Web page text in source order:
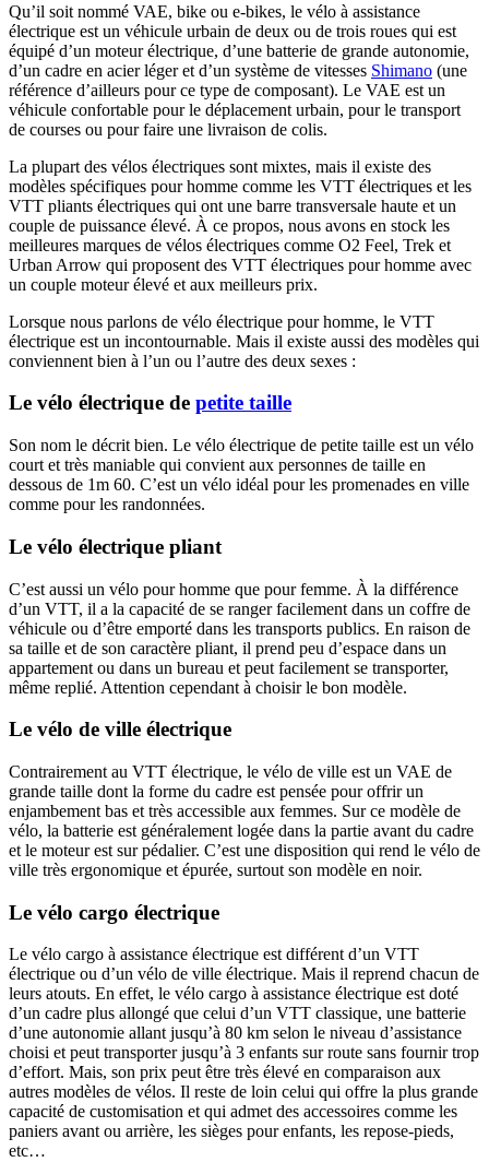
Qu’il soit nommé VAE, bike ou e-bikes, le vélo à assistance
électrique est un véhicule urbain de deux ou de trois roues qui est
équipé d’un moteur électrique, d’une batterie de grande autonomie,
d’un cadre en acier léger et d’un système de vitesses Shimano (une
référence d’ailleurs pour ce type de composant). Le VAE est un
véhicule confortable pour le déplacement urbain, pour le transport
de courses ou pour faire une livraison de colis.
La plupart des vélos électriques sont mixtes, mais il existe des
modèles spécifiques pour homme comme les VTT électriques et les
VTT pliants électriques qui ont une barre transversale haute et un
couple de puissance élevé. À ce propos, nous avons en stock les
meilleures marques de vélos électriques comme O2 Feel, Trek et
Urban Arrow qui proposent des VTT électriques pour homme avec
un couple moteur élevé et aux meilleurs prix.
Lorsque nous parlons de vélo électrique pour homme, le VTT
électrique est un incontournable. Mais il existe aussi des modèles qui
conviennent bien à l’un ou l’autre des deux sexes :
Le vélo électrique de petite taille
Son nom le décrit bien. Le vélo électrique de petite taille est un vélo
court et très maniable qui convient aux personnes de taille en
dessous de 1m 60. C’est un vélo idéal pour les promenades en ville
comme pour les randonnées.
Le vélo électrique pliant
C’est aussi un vélo pour homme que pour femme. À la différence
d’un VTT, il a la capacité de se ranger facilement dans un coffre de
véhicule ou d’être emporté dans les transports publics. En raison de
sa taille et de son caractère pliant, il prend peu d’espace dans un
appartement ou dans un bureau et peut facilement se transporter,
même replié. Attention cependant à choisir le bon modèle.
Le vélo de ville électrique
Contrairement au VTT électrique, le vélo de ville est un VAE de
grande taille dont la forme du cadre est pensée pour offrir un
enjambement bas et très accessible aux femmes. Sur ce modèle de
vélo, la batterie est généralement logée dans la partie avant du cadre
et le moteur est sur pédalier. C’est une disposition qui rend le vélo de
ville très ergonomique et épurée, surtout son modèle en noir.
Le vélo cargo électrique
Le vélo cargo à assistance électrique est différent d’un VTT
électrique ou d’un vélo de ville électrique. Mais il reprend chacun de
leurs atouts. En effet, le vélo cargo à assistance électrique est doté
d’un cadre plus allongé que celui d’un VTT classique, une batterie
d’une autonomie allant jusqu’à 80 km selon le niveau d’assistance
choisi et peut transporter jusqu’à 3 enfants sur route sans fournir trop
d’effort. Mais, son prix peut être très élevé en comparaison aux
autres modèles de vélos. Il reste de loin celui qui offre la plus grande
capacité de customisation et qui admet des accessoires comme les
paniers avant ou arrière, les sièges pour enfants, les repose-pieds,
etc…